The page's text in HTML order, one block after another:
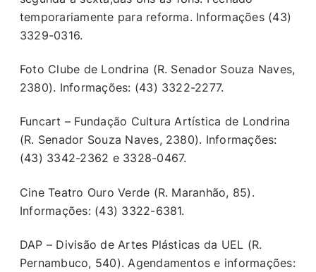
temporariamente para reforma. Informações (43)
3329-0316.
Foto Clube de Londrina (R. Senador Souza Naves,
2380). Informações: (43) 3322-2277.
Funcart – Fundação Cultura Artística de Londrina
(R. Senador Souza Naves, 2380). Informações:
(43) 3342-2362 e 3328-0467.
Cine Teatro Ouro Verde (R. Maranhão, 85).
Informações: (43) 3322-6381.
DAP – Divisão de Artes Plásticas da UEL (R.
Pernambuco, 540). Agendamentos e informações: